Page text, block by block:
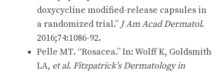
doxycycline modified-release capsules in
a randomized trial.” J Am Acad Dermatol.
2016;74:1086-92.
Pelle MT. “Rosacea.” In: Wolff K, Goldsmith
LA, et al. Fitzpatrick’s Dermatology in